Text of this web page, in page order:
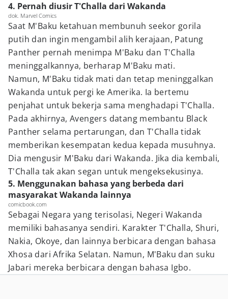
4. Pernah diusir T'Challa dari Wakanda
dok. Marvel Comics
Saat M'Baku ketahuan membunuh seekor gorila
putih dan ingin mengambil alih kerajaan, Patung
Panther pernah menimpa M'Baku dan T'Challa
meninggalkannya, berharap M'Baku mati.
Namun, M'Baku tidak mati dan tetap meninggalkan
Wakanda untuk pergi ke Amerika. Ia bertemu
penjahat untuk bekerja sama menghadapi T'Challa.
Pada akhirnya, Avengers datang membantu Black
Panther selama pertarungan, dan T'Challa tidak
memberikan kesempatan kedua kepada musuhnya.
Dia mengusir M'Baku dari Wakanda. Jika dia kembali,
T'Challa tak akan segan untuk mengeksekusinya.
5. Menggunakan bahasa yang berbeda dari
masyarakat Wakanda lainnya
comicbook.com
Sebagai Negara yang terisolasi, Negeri Wakanda
memiliki bahasanya sendiri. Karakter T'Challa, Shuri,
Nakia, Okoye, dan lainnya berbicara dengan bahasa
Xhosa dari Afrika Selatan. Namun, M'Baku dan suku
Jabari mereka berbicara dengan bahasa Igbo.